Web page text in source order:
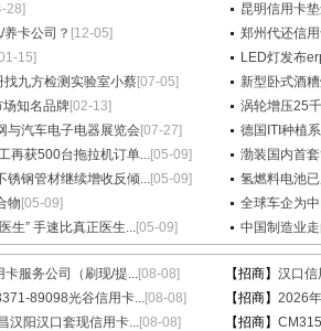
28]
昆明信用卡
卡公司？ [12-05]
郑州代还信
15]
LED灯发布
九方检测实验室小蔡[07-05]
新型卧式酒
知名品牌[02-13]
涡轮增压25
与汽车电子电器展览会[07-27]
德国ITI种植
再获500台拖拉机订单...[05-09]
渤装国内首
锈钢管材继续增收反倾...[05-09]
氢燃料电池
物 [05-09]
全球车企为
生” 手速比真正医生...[05-09] 中国制造业
服务公司（刷现/提...[08-08] 【招商】 汉口信
89098光谷信用卡...[08-08] 【招商】 2026
汉阳汉口套现信用卡...[08-08] 【招商】